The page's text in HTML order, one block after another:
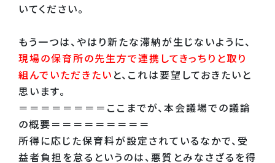
いてください。
もう一つは、やはり新たな滞納が生じないように、
現場の保育所の先生方で連携してきっちりと取り
組んでいただきたい と、これは要望しておきたいと
思います。
＝＝＝＝＝＝＝＝ここまでが、本会議場での議論
の概要＝＝＝＝＝＝＝＝＝
所得に応じた保育料が設定されているなかで、受
益者負担を怠るというのは、悪質とみなさざるを得